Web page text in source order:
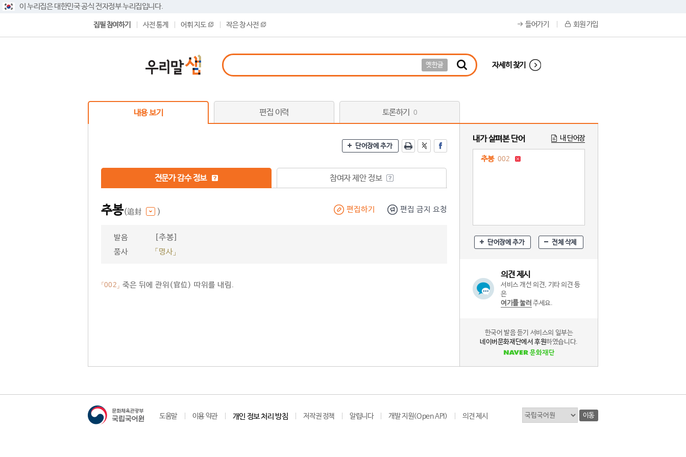
이 누리집은 대한민국 공식 전자정부 누리집입니다.
집필 참여하기 사전 통계 어휘 지도 작은 창 사전 들어가기 회원 가입
옛한글 자세히 찾기
내용 보기 편집 이력 토론하기 0
단어장에 추가
전문가 감수 정보 참여자 제안 정보
추봉(追封 ) 편집하기 편집 금지 요청
발음 [추봉]
품사 「명사」
「002」 죽은 뒤에 관위(官位) 따위를 내림.
내가 살펴본 단어 내 단어장
추봉 002
단어장에 추가 전체 삭제
의견 제시
서비스 개선 의견, 기타 의견 등
은
여기를 눌러 주세요.
한국어 발음 듣기 서비스의 일부는
네이버문화재단에서 후원하였습니다.
도움말 이용 약관 개인 정보 처리 방침 저작권 정책 알립니다 개발 지원(Open API) 의견 제시 이동